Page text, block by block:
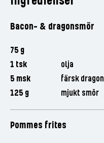
Bacon- & dragonsmör
75 g
1 tsk
olja
5 msk
färsk dragon
125 g
mjukt smör
Pommes frites